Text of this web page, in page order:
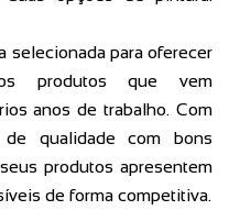
selecionada para oferecer
produtos que vem
anos de trabalho. Com
qualidade com bons
produtos apresentem
de forma competitiva.